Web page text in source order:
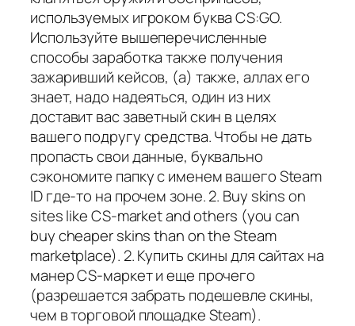
используемых игроком буква CS:GO.
Используйте вышеперечисленные
способы заработка также получения
зажаривший кейсов, (а) также, аллах его
знает, надо надеяться, один из них
доставит вас заветный скин в целях
вашего подругу средства. Чтобы не дать
пропасть свои данные, буквально
сэкономите папку с именем вашего Steam
ID где-то на прочем зоне. 2. Buy skins on
sites like CS-market and others (you can
buy cheaper skins than on the Steam
marketplace). 2. Купить скины для сайтах на
манер CS-маркет и еще прочего
(разрешается забрать подешевле скины,
чем в торговой площадке Steam).